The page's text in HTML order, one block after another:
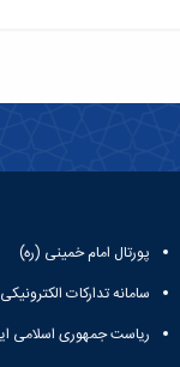
پورتال امام خمینی (ره)
سامانه تدارکات
ریاست جمهوری اسلامی